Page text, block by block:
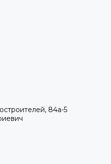
84а-5